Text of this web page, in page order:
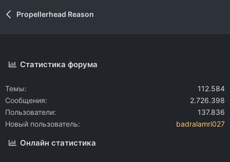
Propellerhead Reason
Статистика форума
Темы
112.584
Сообщения
2.726.398
Пользователи
137.836
Новый пользователь
badralamri027
Онлайн статистика